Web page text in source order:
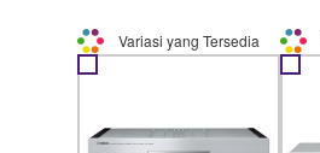
Variasi yang Tersedia